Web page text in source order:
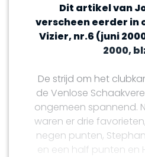
Dit artikel van
verscheen eerder in
Vizier, nr.6 (juni
2000,
De strijd om het
de Venlose
ongemeen spannend.
waren er drie
negen punten,
en een half punten en